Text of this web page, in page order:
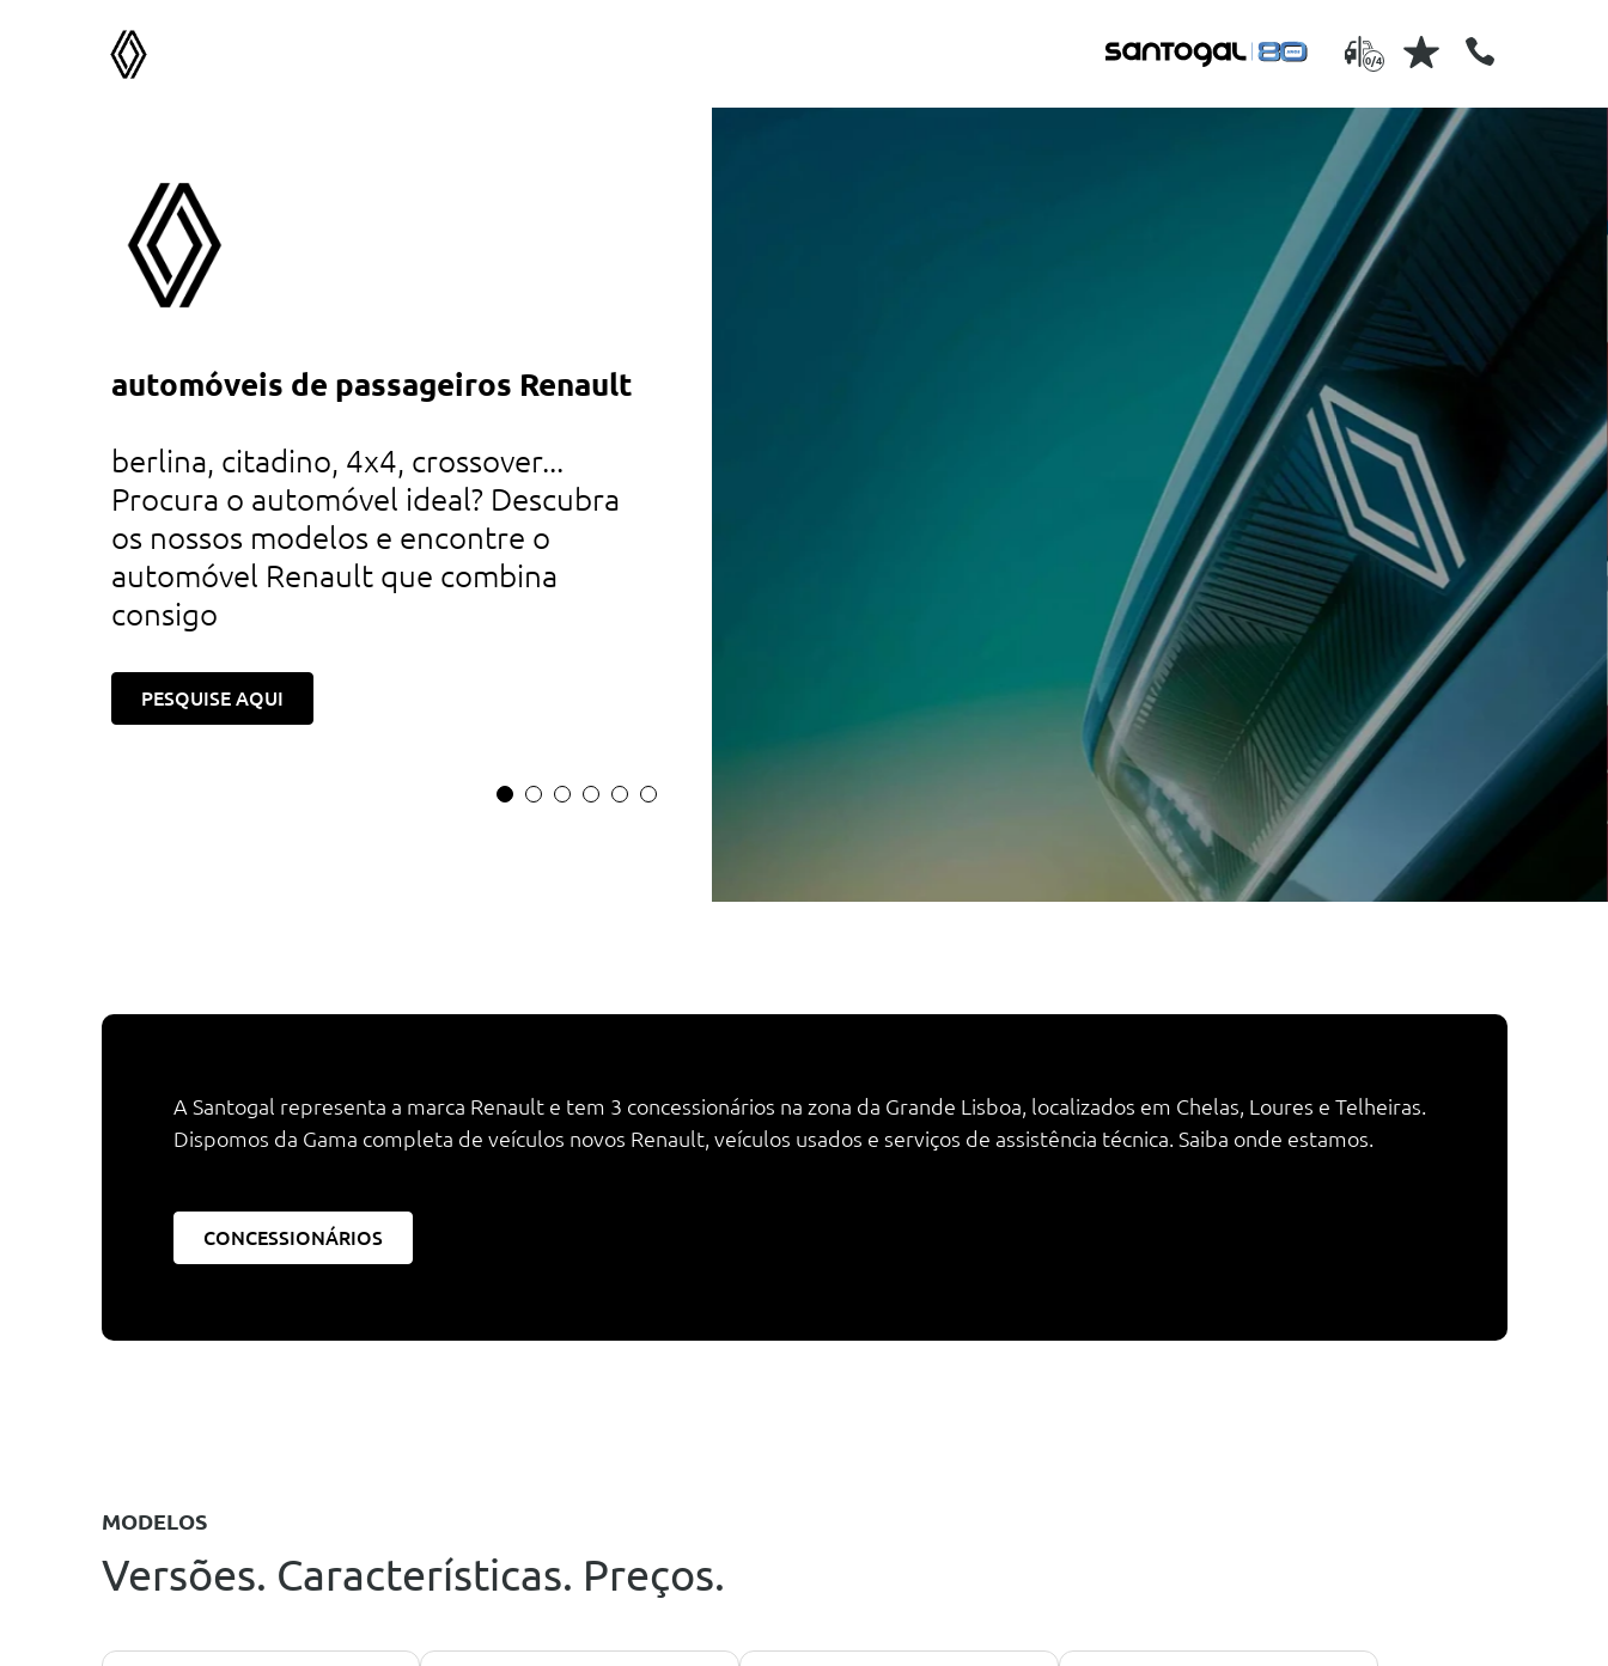
0/4
automóveis de passageiros Renault
berlina, citadino, 4x4, crossover...
Procura o automóvel ideal? Descubra
os nossos modelos e encontre o
automóvel Renault que combina
consigo
PESQUISE AQUI
descubra os nossos automóveis usados
de todas as marcas, recondicionados e
serviços pós-venda
a Santogal tem profissionais
especializados no pós-venda
de vários serviços de
automóvel e venda de peças
acessórios
AGENDAR
A Santogal representa a marca Renault e tem 3 concessionários na zona da Grande Lisboa, localizados em Chelas, Loures e Telheiras.
Dispomos da Gama completa de veículos novos Renault, veículos usados e serviços de assistência técnica. Saiba onde estamos.
CONCESSIONÁRIOS
MODELOS
Versões. Características. Preços.